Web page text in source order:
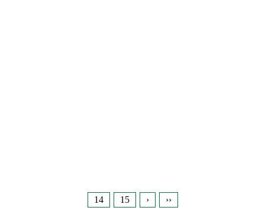
14 15 › ››